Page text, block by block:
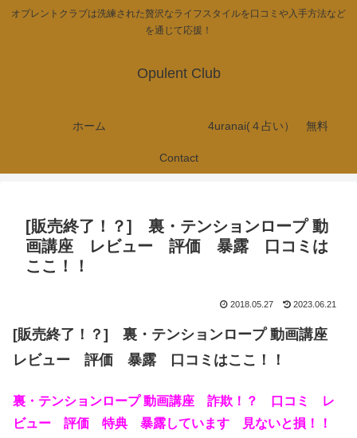
オプレントクラブは洗練された贅沢なライフスタイルを口コミや入手方法など
を通じて応援！
Opulent Club
ホーム 4uranai(４占い） 無料
Contact
[販売終了！？] 裏・テンションロープ 動
画講座 レビュー 評価 暴露 口コミは
ここ！！
2018.05.27 2023.06.21
[販売終了！？] 裏・テンションロープ 動画講座
レビュー 評価 暴露 口コミはここ！！
裏・テンションロープ 動画講座 詐欺！？ 口コミ レ
ビュー 評価 特典 暴露しています 見ないと損！！